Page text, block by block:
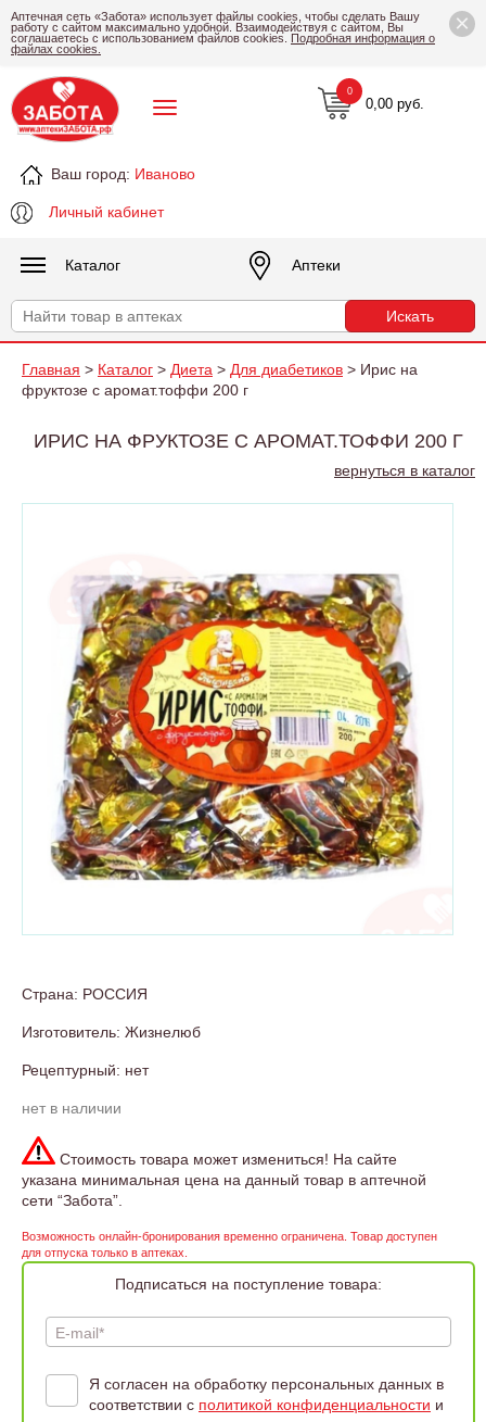
×
Аптечная сеть «Забота» использует файлы cookies, чтобы сделать Вашу
работу с сайтом максимально удобной. Взаимодействуя с сайтом, Вы
соглашаетесь с использованием файлов cookies. Подробная информация о
файлах cookies.
Ваш город: Иваново
Личный кабинет
0,00 руб.
0
Каталог Аптеки
Главная > Каталог > Диета > Для диабетиков > Ирис на
фруктозе с аромат.тоффи 200 г
ИРИС НА ФРУКТОЗЕ С АРОМАТ.ТОФФИ 200 Г
вернуться в каталог
Страна: РОССИЯ
Изготовитель: Жизнелюб
Рецептурный: нет
нет в наличии
Стоимость товара может измениться! На сайте
указана минимальная цена на данный товар в аптечной
сети “Забота”.
Возможность онлайн-бронирования временно ограничена. Товар доступен
для отпуска только в аптеках.
Подписаться на поступление товара:
E-mail*
Я согласен на обработку персональных данных в
соответствии с политикой конфиденциальности и